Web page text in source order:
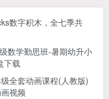
数字积木，全七季共
数学勤思班-暑期幼升小
下载
全套动画课程(人教版)
视频